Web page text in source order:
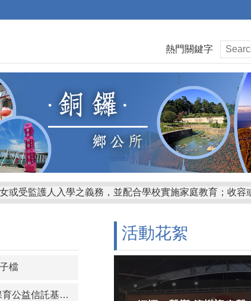
熱門關鍵字
』。
交通運輸工具或由親友接送。
檔
徵件活動，歡迎踴躍參加
活動花絮